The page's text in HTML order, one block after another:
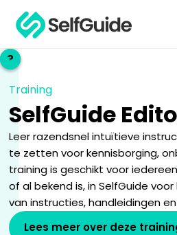
?
?
Training
SelfGuide
Leer razendsnel intuïtieve
te zetten voor kennisborging,
training is geschikt voor
of al bekend is, in SelfGuide
van instructies, handleidingen
Lees meer over deze